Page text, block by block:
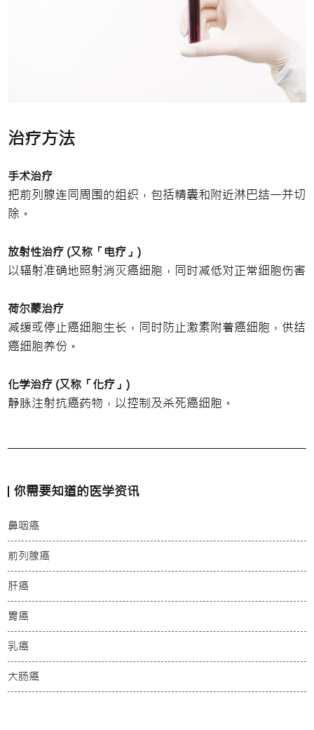
治疗方法
手术治疗
把前列腺连同周围的组织，包括精囊和附近淋巴结一并切
除。
放射性治疗 (又称「电疗」)
以辐射准确地照射消灭癌细胞，同时减低对正常细胞伤害
荷尔蒙治疗
减缓或停止癌细胞生长，同时防止激素附着癌细胞，供结
癌细胞养份。
化学治疗 (又称「化疗」)
静脉注射抗癌药物，以控制及杀死癌细胞。
你需要知道的医学资讯
鼻咽癌
前列腺癌
肝癌
胃癌
乳癌
大肠癌